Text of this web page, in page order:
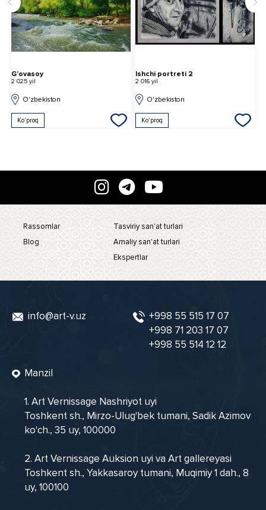
G'ovasoy
2 025 yil
O'zbekiston
Ko'proq
Ishchi portreti 2
2 016 yil
O'zbekiston
Ko'proq
Rassomlar
Blog
Tasviriy san'at turlari
Amaliy san'at turlari
Ekspertlar
info@art-v.uz
+998 55 515 17 07
+998 71 203 17 07
+998 55 514 12 12
Manzil
1. Art Vernissage Nashriyot uyi
Toshkent sh., Mirzo-Ulug'bek tumani, Sadik Azimov
ko'ch., 35 uy, 100000
2. Art Vernissage Auksion uyi va Art gallereyasi
Toshkent sh., Yakkasaroy tumani, Muqimiy 1 dah., 8
uy, 100100